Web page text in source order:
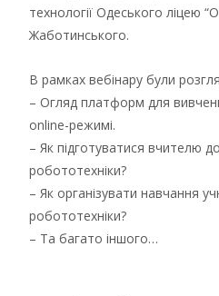
технології Одеського ліцею
Жаботинського.
В рамках вебінару були
– Огляд платформ для
online-режимі.
– Як підготуватися вчителю
робототехніки?
– Як організувати навчання
робототехніки?
– Та багато іншого…